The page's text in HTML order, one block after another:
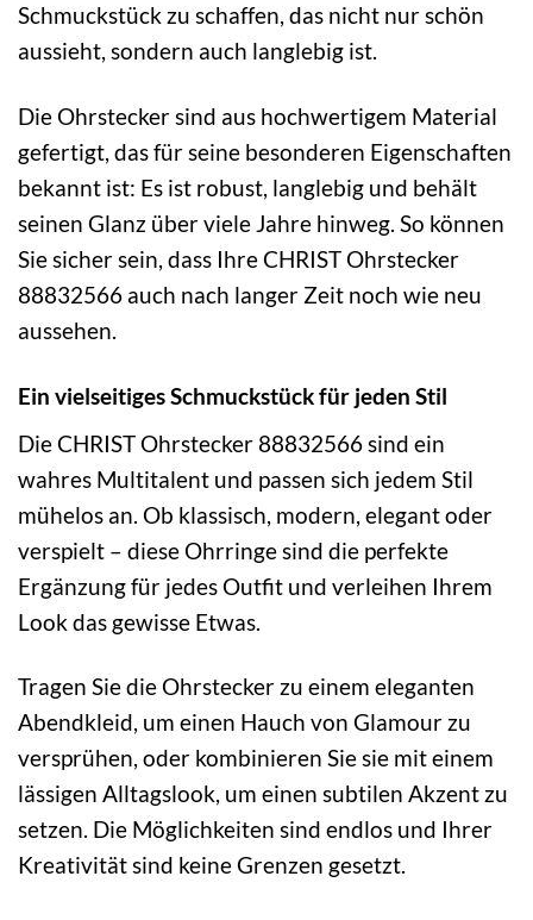
Schmuckstück zu schaffen, das nicht nur schön
aussieht, sondern auch langlebig ist.
Die Ohrstecker sind aus hochwertigem Material
gefertigt, das für seine besonderen Eigenschaften
bekannt ist: Es ist robust, langlebig und behält
seinen Glanz über viele Jahre hinweg. So können
Sie sicher sein, dass Ihre CHRIST Ohrstecker
88832566 auch nach langer Zeit noch wie neu
aussehen.
Ein vielseitiges Schmuckstück für jeden Stil
Die CHRIST Ohrstecker 88832566 sind ein
wahres Multitalent und passen sich jedem Stil
mühelos an. Ob klassisch, modern, elegant oder
verspielt – diese Ohrringe sind die perfekte
Ergänzung für jedes Outfit und verleihen Ihrem
Look das gewisse Etwas.
Tragen Sie die Ohrstecker zu einem eleganten
Abendkleid, um einen Hauch von Glamour zu
versprühen, oder kombinieren Sie sie mit einem
lässigen Alltagslook, um einen subtilen Akzent zu
setzen. Die Möglichkeiten sind endlos und Ihrer
Kreativität sind keine Grenzen gesetzt.